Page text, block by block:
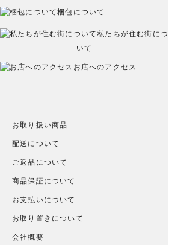
梱包について
私たちが住む街につ
いて
お店へのアクセス
お取り扱い商品
配送について
ご返品について
商品保証について
お支払いについて
お取り置きについて
会社概要